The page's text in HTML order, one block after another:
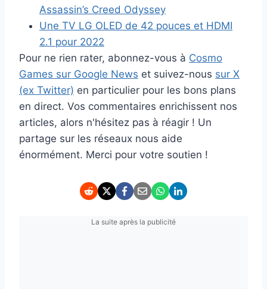
Assassin’s Creed Odyssey
Une TV LG OLED de 42 pouces et HDMI
2.1 pour 2022
Pour ne rien rater, abonnez-vous à Cosmo
Games sur Google News et suivez-nous sur X
(ex Twitter) en particulier pour les bons plans
en direct. Vos commentaires enrichissent nos
articles, alors n'hésitez pas à réagir ! Un
partage sur les réseaux nous aide
énormément. Merci pour votre soutien !
La suite après la publicité